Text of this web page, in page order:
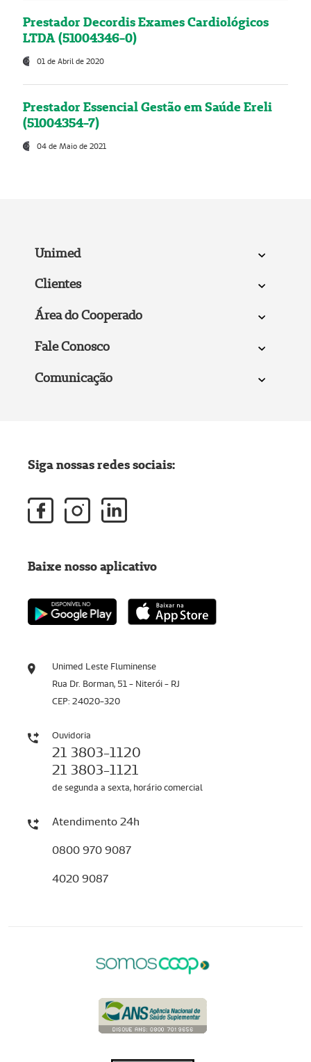
Prestador Decordis Exames Cardiológicos
LTDA (51004346-0)
01 de Abril de 2020
Prestador Essencial Gestão em Saúde Ereli
(51004354-7)
04 de Maio de 2021
Unimed
Clientes
Área do Cooperado
Fale Conosco
Comunicação
Unimed Leste Fluminense
Rua Dr. Borman, 51 - Niterói - RJ
CEP: 24020-320
Ouvidoria
21 3803-1120
21 3803-1121
de segunda a sexta, horário comercial
Atendimento 24h
0800 970 9087
4020 9087
Siga nossas redes sociais:
Baixe nosso aplicativo